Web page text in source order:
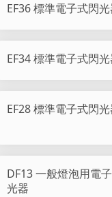
EF36 標準電子式閃
EF34 標準電子式閃
EF28 標準電子式閃
DF13 一般燈泡用電
光器